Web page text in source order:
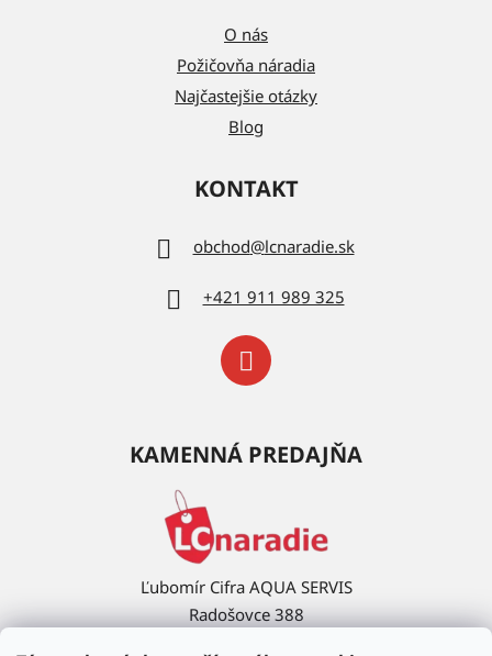
O nás
Požičovňa náradia
Najčastejšie otázky
Blog
KONTAKT
obchod@lcnaradie.sk
+421 911 989 325
KAMENNÁ PREDAJŇA
Ľubomír Cifra AQUA SERVIS
Radošovce 388